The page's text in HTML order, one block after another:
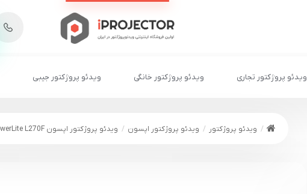
8
ویدئو پروژکتور تجاری ویدئو پروژکتور خانگی ویدئو پروژکتور جیبی
ویدئو پروژکتور ویدئو پروژکتور اپسون ویدئو پروژکتور اپسون EPSON PowerLite L270F